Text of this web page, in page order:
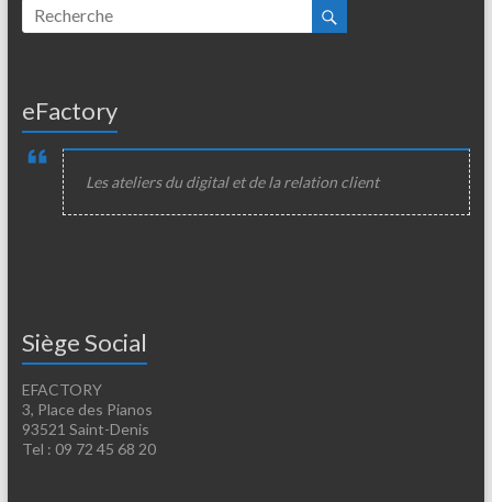
eFactory
Les ateliers du digital et de la relation client
Siège Social
EFACTORY
3, Place des Pianos
93521 Saint-Denis
Tel : 09 72 45 68 20